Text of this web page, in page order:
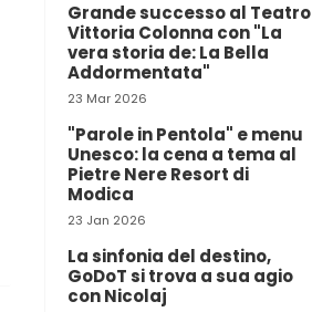
Grande successo al Teatro
Vittoria Colonna con "La
vera storia de: La Bella
Addormentata"
23 Mar 2026
"Parole in Pentola" e menu
Unesco: la cena a tema al
Pietre Nere Resort di
Modica
23 Jan 2026
La sinfonia del destino,
GoDoT si trova a sua agio
con Nicolaj